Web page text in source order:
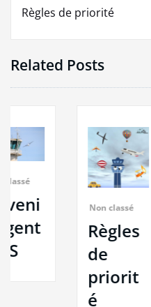
Règles de priorité
Related Posts
Règles